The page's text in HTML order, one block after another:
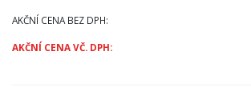
AKČNÍ CENA BEZ DPH:
AKČNÍ CENA VČ. DPH: